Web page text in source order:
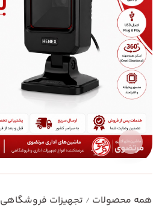
همه محصولات / تجهیزات فروشگاهی